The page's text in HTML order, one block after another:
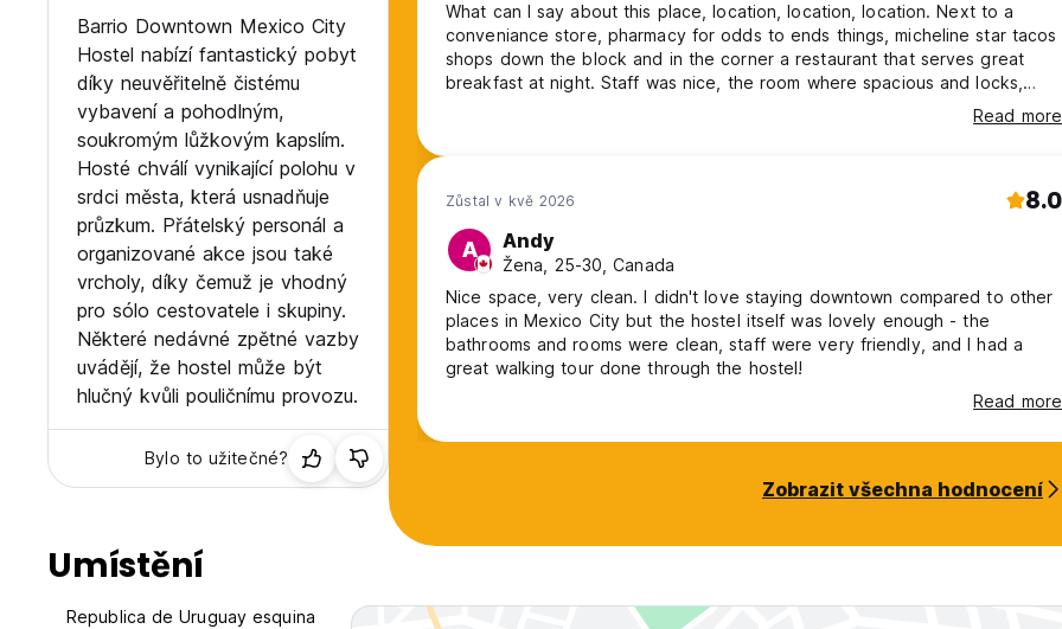
Barrio Downtown Mexico City
Hostel nabízí fantastický pobyt
díky neuvěřitelně čistému
vybavení a pohodlným,
soukromým lůžkovým kapslím.
Hosté chválí vynikající polohu v
srdci města, která usnadňuje
průzkum. Přátelský personál a
organizované akce jsou také
vrcholy, díky čemuž je vhodný
pro sólo cestovatele i skupiny.
Některé nedávné zpětné vazby
uvádějí, že hostel může být
hlučný kvůli pouličnímu provozu.
Bylo to užitečné?
What can I say about this place, location, location, location. Next to a
conveniance store, pharmacy for odds to ends things, micheline star tacos
shops down the block and in the corner a restaurant that serves great
breakfast at night. Staff was nice, the room where spacious and locks,
never did i feel someone would go in. Bathrooms where always clean,
plenty of toilet paper. Moments i needed to take a call i would just climb
Read more
Zůstal v kvě 2026 8.0
A Andy
Žena, 25-30, Canada
Nice space, very clean. I didn't love staying downtown compared to other
places in Mexico City but the hostel itself was lovely enough - the
bathrooms and rooms were clean, staff were very friendly, and I had a
great walking tour done through the hostel!
Read more
Zobrazit všechna hodnocení
Umístění
Republica de Uruguay esquina